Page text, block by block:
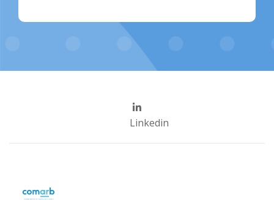
Linkedin